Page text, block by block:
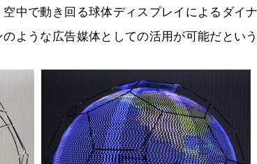
中で動き回る球体ディスプレイによるダイ
ような広告媒体としての活用が可能だという